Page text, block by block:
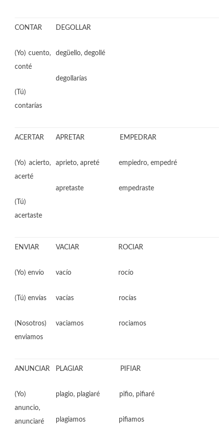
CONTAR
(Yo) cuento,
conté
(Tú)
contarías
DEGOLLAR
degüello, degollé
degollarías
ACERTAR
(Yo) acierto,
acerté
(Tú)
acertaste
APRETAR EMPEDRAR
aprieto, apreté empiedro, empedré
apretaste empedraste
ENVIAR
(Yo) envío
(Tú) envías
(Nosotros)
enviamos
VACIAR ROCIAR
vacío rocío
vacías rocías
vaciamos rociamos
ANUNCIAR
(Yo)
anuncio,
anunciaré
PLAGIAR PIFIAR
plagio, plagiaré pifio, pifiaré
plagiamos pifiamos